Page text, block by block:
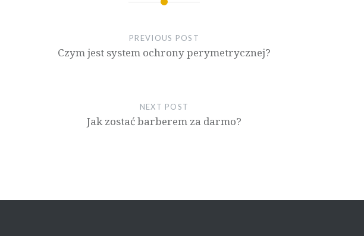
PREVIOUS POST
Czym jest system ochrony perymetrycznej?
NEXT POST
Jak zostać barberem za darmo?